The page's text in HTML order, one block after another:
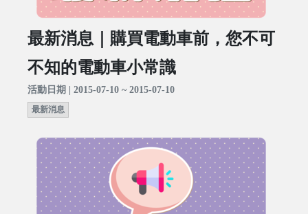
最新消息｜購買電動車前，您不可
不知的電動車小常識
活動日期 | 2015-07-10 ~ 2015-07-10
最新消息